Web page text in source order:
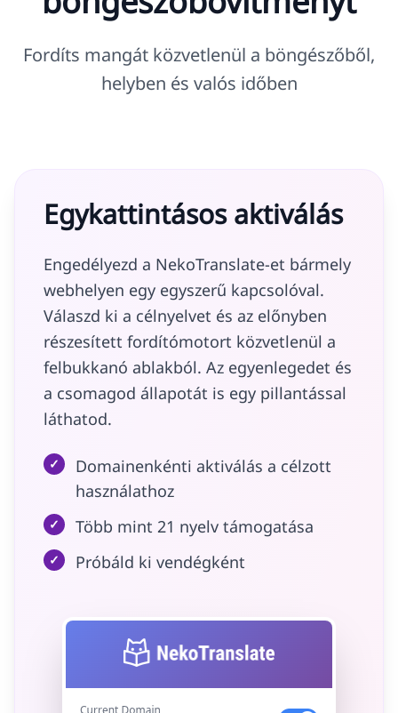
Fordíts mangát közvetlenül a böngészőből,
helyben és valós időben
Egykattintásos aktiválás
Engedélyezd a NekoTranslate-et bármely
webhelyen egy egyszerű kapcsolóval.
Válaszd ki a célnyelvet és az előnyben
részesített fordítómotort közvetlenül a
felbukkanó ablakból. Az egyenlegedet és
a csomagod állapotát is egy pillantással
láthatod.
✓
Domainenkénti aktiválás a célzott
használathoz
✓ Több mint 21 nyelv támogatása
✓ Próbáld ki vendégként